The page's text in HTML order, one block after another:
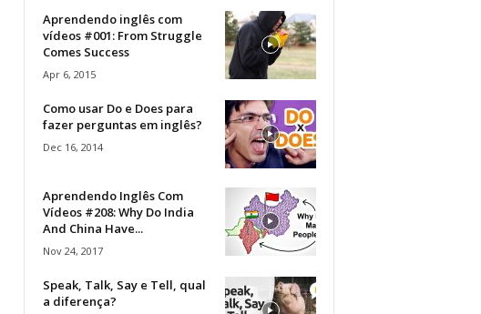
Aprendendo inglês com
vídeos #001: From Struggle
Comes Success
Apr 6, 2015
Como usar Do e Does para
fazer perguntas em inglês?
Dec 16, 2014
Aprendendo Inglês Com
Vídeos #208: Why Do India
And China Have...
Nov 24, 2017
Speak, Talk, Say e Tell, qual
a diferença?